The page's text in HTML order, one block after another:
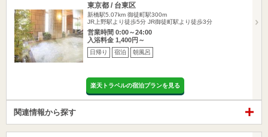
東京都 / 台東区
新橋駅5.07km 御徒町駅300m
JR上野駅より徒歩5分 JR御徒町駅より徒歩3分
営業時間 0:00～24:00
入浴料金 1,400円～
日帰り 宿泊 朝風呂
楽天トラベルの宿泊プランを見る
関連情報から探す